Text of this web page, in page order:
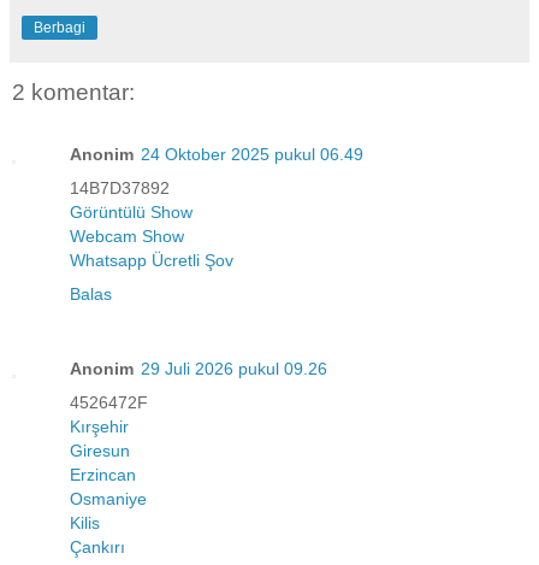
Berbagi
2 komentar:
Anonim 24 Oktober 2025 pukul 06.49
14B7D37892
Görüntülü Show
Webcam Show
Whatsapp Ücretli Şov
Balas
Anonim 29 Juli 2026 pukul 09.26
4526472F
Kırşehir
Giresun
Erzincan
Osmaniye
Kilis
Çankırı